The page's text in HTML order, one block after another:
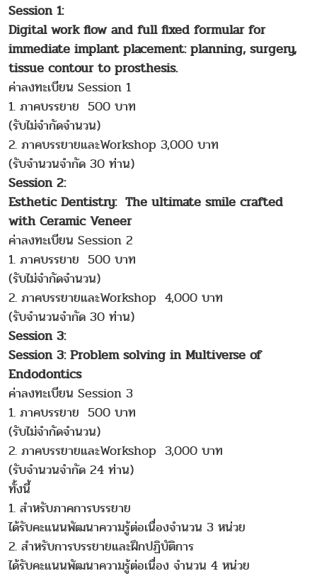
Session 1:
Digital work flow and full fixed formular for
immediate implant placement: planning, surgery,
tissue contour to prosthesis.
ค่าลงทะเบียน Session 1
1. ภาคบรรยาย 500 บาท
(รับไม่จำกัดจำนวน)
2. ภาคบรรยายและWorkshop 3,000 บาท
(รับจำนวนจำกัด 30 ท่าน)
Session 2:
Esthetic Dentistry: The ultimate smile crafted
with Ceramic Veneer
ค่าลงทะเบียน Session 2
1. ภาคบรรยาย 500 บาท
(รับไม่จำกัดจำนวน)
2. ภาคบรรยายและWorkshop 4,000 บาท
(รับจำนวนจำกัด 30 ท่าน)
Session 3:
Session 3: Problem solving in Multiverse of
Endodontics
ค่าลงทะเบียน Session 3
1. ภาคบรรยาย 500 บาท
(รับไม่จำกัดจำนวน)
2. ภาคบรรยายและWorkshop 3,000 บาท
(รับจำนวนจำกัด 24 ท่าน)
ทั้งนี้
1. สำหรับภาคการบรรยาย
ได้รับคะแนนพัฒนาความรู้ต่อเนื่องจำนวน 3 หน่วย
2. สำหรับการบรรยายและฝึกปฏิบัติการ
ได้รับคะแนนพัฒนาความรู้ต่อเนื่อง จำนวน 4 หน่วย